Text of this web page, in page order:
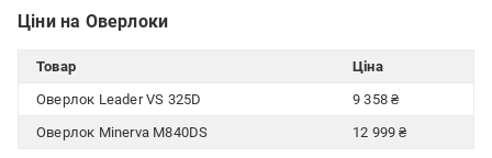
Ціни на Оверлоки
Товар
Ціна
Оверлок Leader VS 325D
9 358 ₴
Оверлок Minerva M840DS
12 999 ₴